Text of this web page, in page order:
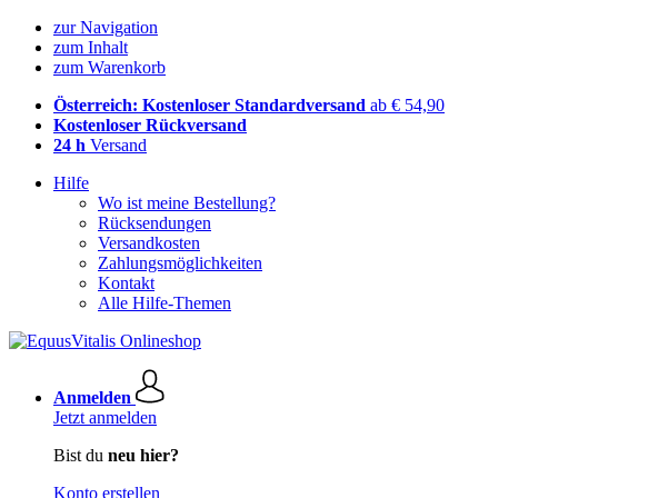
zur Navigation
zum Inhalt
zum Warenkorb
Österreich: Kostenloser Standardversand ab € 54,90
Kostenloser Rückversand
24 h Versand
Hilfe
Wo ist meine Bestellung?
Rücksendungen
Versandkosten
Zahlungsmöglichkeiten
Kontakt
Alle Hilfe-Themen
Anmelden
Jetzt anmelden
Bist du neu hier?
Konto erstellen